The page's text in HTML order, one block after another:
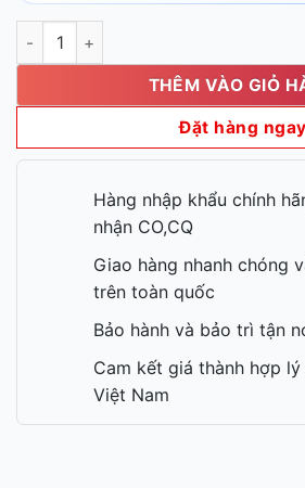
Tủ mát Berjaya 2 cánh BS 2DUC/Z số
THÊM VÀO GIỎ
Đặt hàng ngay
Hàng nhập khẩu chính
nhận CO,CQ
Giao hàng nhanh chóng
trên toàn quốc
Bảo hành và bảo trì tận
Cam kết giá thành hợp
Việt Nam